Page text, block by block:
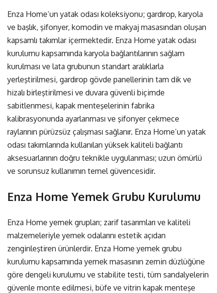
Enza Home’un yatak odası koleksiyonu; gardırop, karyola
ve başlık, şifonyer, komodin ve makyaj masasından oluşan
kapsamlı takımlar içermektedir. Enza Home yatak odası
kurulumu kapsamında karyola bağlantılarının sağlam
kurulması ve lata grubunun standart aralıklarla
yerleştirilmesi, gardırop gövde panellerinin tam dik ve
hizalı birleştirilmesi ve duvara güvenli biçimde
sabitlenmesi, kapak menteşelerinin fabrika
kalibrasyonunda ayarlanması ve şifonyer çekmece
raylarının pürüzsüz çalışması sağlanır. Enza Home’un yatak
odası takımlarında kullanılan yüksek kaliteli bağlantı
aksesuarlarının doğru teknikle uygulanması; uzun ömürlü
ve sorunsuz kullanımın temel güvencesidir.
Enza Home Yemek Grubu Kurulumu
Enza Home yemek grupları; zarif tasarımları ve kaliteli
malzemeleriyle yemek odalarını estetik açıdan
zenginleştiren ürünlerdir. Enza Home yemek grubu
kurulumu kapsamında yemek masasının zemin düzlüğüne
göre dengeli kurulumu ve stabilite testi, tüm sandalyelerin
güvenle monte edilmesi, büfe ve vitrin kapak menteşe